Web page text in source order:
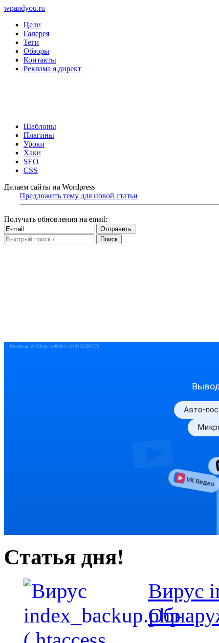
wpandyou.ru
Цели
Галерея
Теги
Обзоры
Контакты
Реклама я.директ
Шаблоны
Плагины
Уроки
Хаки
SEO
CSS
Делаем сайты на Wordpress
Предложить тему для новой статьи
Получать обновления на email:
Статья дня!
Вирус